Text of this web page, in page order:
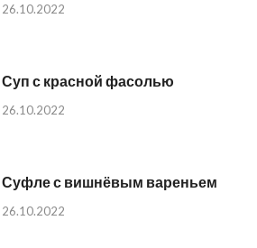
26.10.2022
Суп с красной фасолью
26.10.2022
Суфле с вишнёвым вареньем
26.10.2022